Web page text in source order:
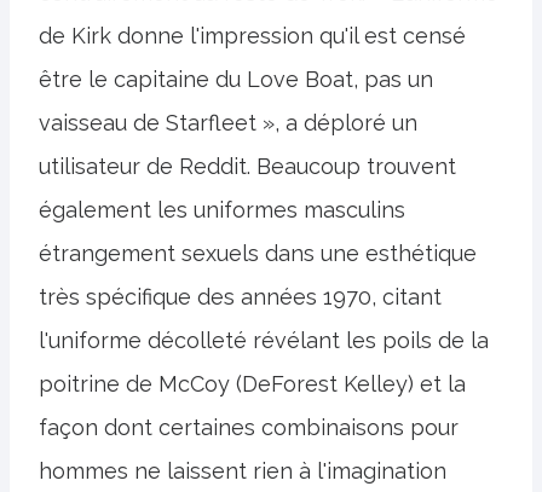
de Kirk donne l'impression qu'il est censé
être le capitaine du Love Boat, pas un
vaisseau de Starfleet », a déploré un
utilisateur de Reddit. Beaucoup trouvent
également les uniformes masculins
étrangement sexuels dans une esthétique
très spécifique des années 1970, citant
l'uniforme décolleté révélant les poils de la
poitrine de McCoy (DeForest Kelley) et la
façon dont certaines combinaisons pour
hommes ne laissent rien à l'imagination